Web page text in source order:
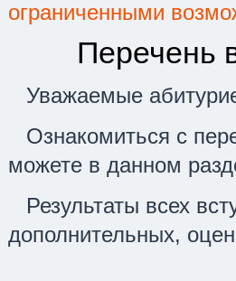
ограниченными
Перечень
Уважаемые
Ознакомиться с
можете в данном
Результаты всех
дополнительных,